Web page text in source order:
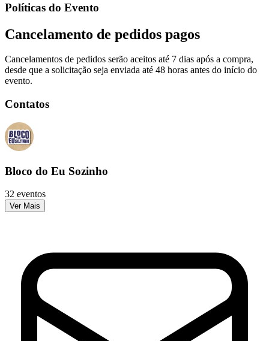
Políticas do Evento
Cancelamento de pedidos pagos
Cancelamentos de pedidos serão aceitos até 7 dias após a compra,
desde que a solicitação seja enviada até 48 horas antes do início do
evento.
Contatos
Bloco do Eu Sozinho
32 eventos
Ver Mais